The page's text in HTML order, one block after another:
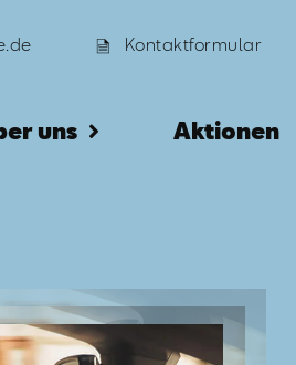
Kontaktformular
uns Aktionen